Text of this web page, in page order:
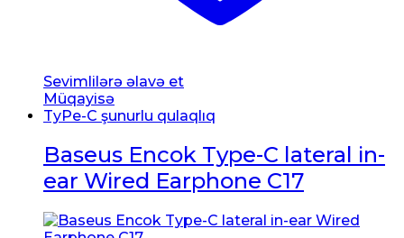
Sevimlilərə əlavə et
Müqayisə
TyPe-C şunurlu qulaqlıq
Baseus Encok Type-C lateral in-
ear Wired Earphone C17